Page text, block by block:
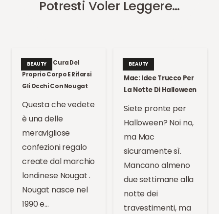
Potresti Voler Leggere…
BEAUTY
Prendersi Cura Del
Proprio Corpo E Rifarsi
Gli Occhi Con Nougat
Questa che vedete
è una delle
meravigliose
confezioni regalo
create dal marchio
londinese Nougat .
Nougat nasce nel
1990 e…
BEAUTY
Mac: Idee Trucco Per
La Notte Di Halloween
Siete pronte per
Halloween? Noi no,
ma Mac
sicuramente sì.
Mancano almeno
due settimane alla
notte dei
travestimenti, ma